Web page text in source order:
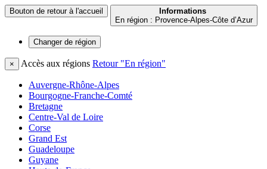
Bouton de retour à l'accueil
Informations
En région : Provence-Alpes-Côte d’Azur
Changer de région
× Accès aux régions Retour "En région"
Auvergne-Rhône-Alpes
Bourgogne-Franche-Comté
Bretagne
Centre-Val de Loire
Corse
Grand Est
Guadeloupe
Guyane